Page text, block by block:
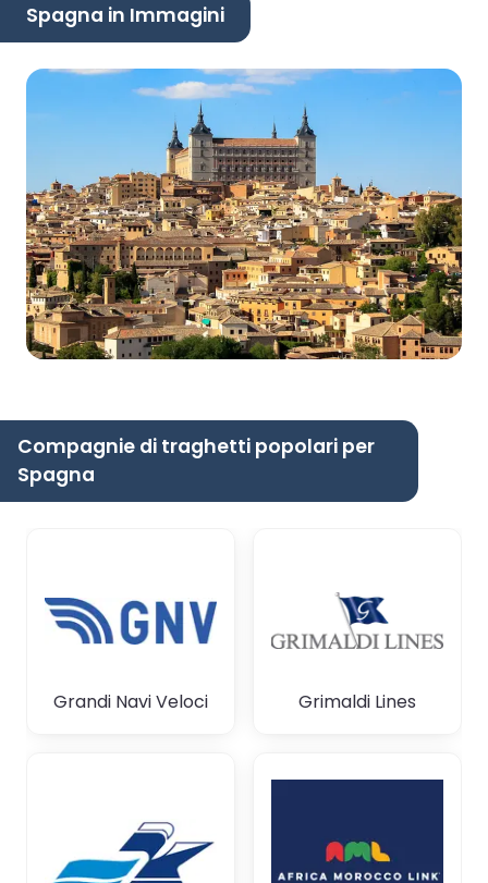
Spagna in Immagini
Compagnie di traghetti popolari per
Spagna
Grandi Navi Veloci Grimaldi Lines